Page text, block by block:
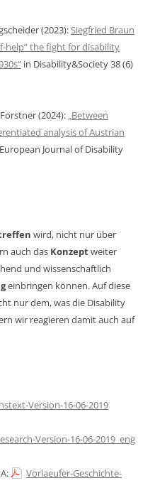
(2023):Siegfried Braun
help” the fight for disability
in Disability&Society 38 (6)
(2024): „Between
analysis of Austrian
European Journal of Disability
wird, nicht nur über
auch das Konzeptweiter
und wissenschaftlich
einbringen können. Auf diese
nur dem, was die Disability
wir reagieren damit auch auf
Version-16-06-2019
Version-16-06-2019_eng
Vorlaeufer-Geschichte-